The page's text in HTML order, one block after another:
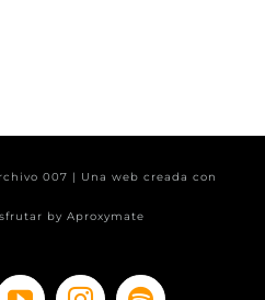
007 | Una web creada con
by Aproxymate